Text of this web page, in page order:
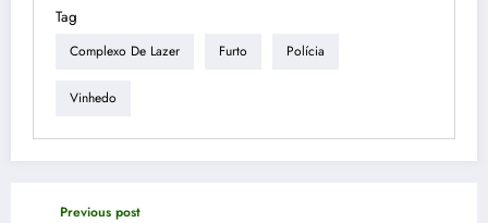
Tag
Complexo De Lazer Furto Polícia
Vinhedo
Previous post